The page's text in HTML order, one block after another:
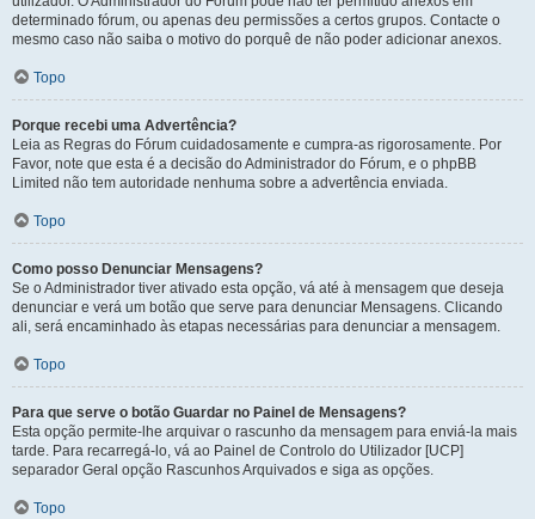
determinado fórum, ou apenas deu permissões a certos grupos. Contacte o
mesmo caso não saiba o motivo do porquê de não poder adicionar anexos.
Topo
Porque recebi uma Advertência?
Leia as Regras do Fórum cuidadosamente e cumpra-as rigorosamente. Por
Favor, note que esta é a decisão do Administrador do Fórum, e o phpBB
Limited não tem autoridade nenhuma sobre a advertência enviada.
Topo
Como posso Denunciar Mensagens?
Se o Administrador tiver ativado esta opção, vá até à mensagem que deseja
denunciar e verá um botão que serve para denunciar Mensagens. Clicando
ali, será encaminhado às etapas necessárias para denunciar a mensagem.
Topo
Para que serve o botão Guardar no Painel de Mensagens?
Esta opção permite-lhe arquivar o rascunho da mensagem para enviá-la mais
tarde. Para recarregá-lo, vá ao Painel de Controlo do Utilizador [UCP]
separador Geral opção Rascunhos Arquivados e siga as opções.
Topo